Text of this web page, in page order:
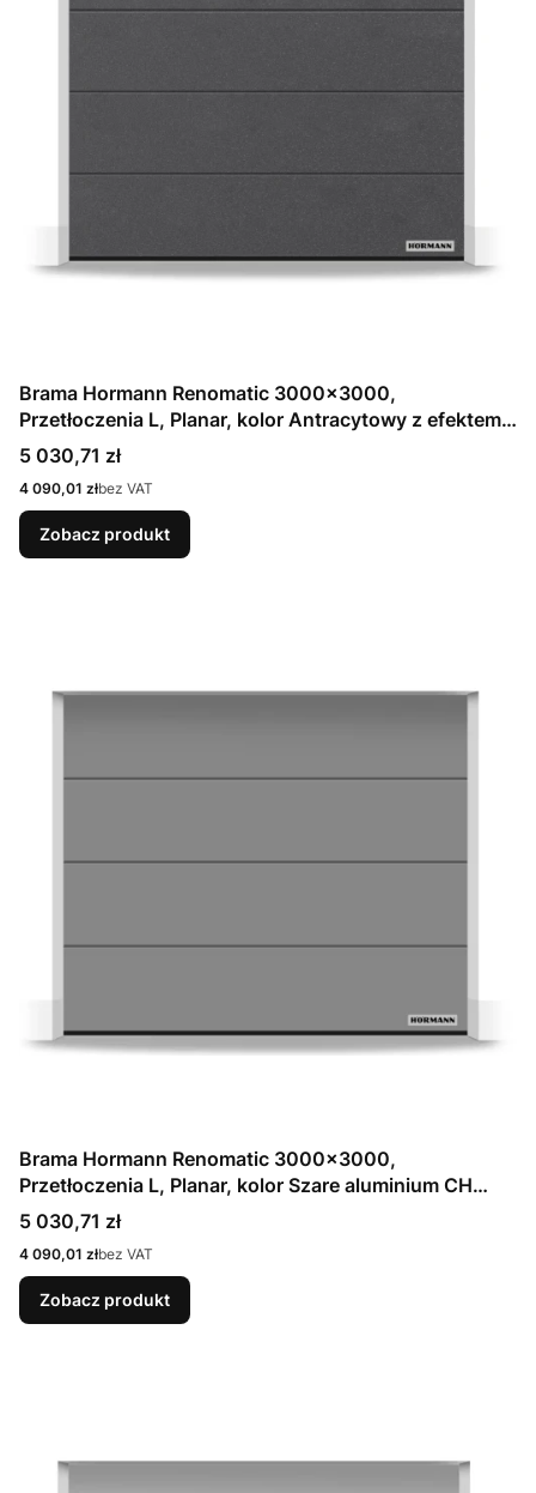
Brama Hormann Renomatic 3000x3000,
Przetłoczenia L, Planar, kolor Antracytowy z efektem
metalicznym CH 703 Matt deluxe + Prowadzenie N
Cena
5 030,71 zł
Cena
4 090,01 złbez VAT
Zobacz produkt
Brama Hormann Renomatic 3000x3000,
Przetłoczenia L, Planar, kolor Szare aluminium CH
9007 Matt deluxe + Prowadzenie N
Cena
5 030,71 zł
Cena
4 090,01 złbez VAT
Zobacz produkt